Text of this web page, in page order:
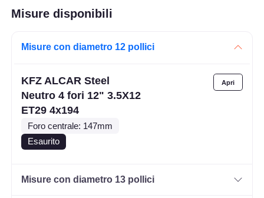
Misure disponibili
Misure con diametro 12 pollici
KFZ ALCAR Steel
Neutro 4 fori 12" 3.5X12
ET29 4x194
Foro centrale: 147mm
Esaurito
Misure con diametro 13 pollici